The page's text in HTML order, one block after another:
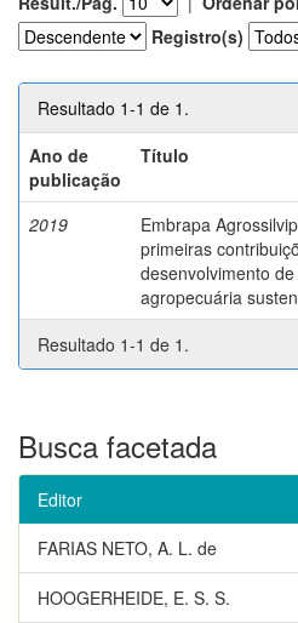
Registro(s)
Resultado 1-1 de 1.
Ano de
publicação
Título
2019
Embrapa
primeiras
desenvolvimento
agropecuária
Resultado 1-1 de 1.
Busca facetada
Editor
FARIAS NETO, A. L. de
HOOGERHEIDE, E. S. S.